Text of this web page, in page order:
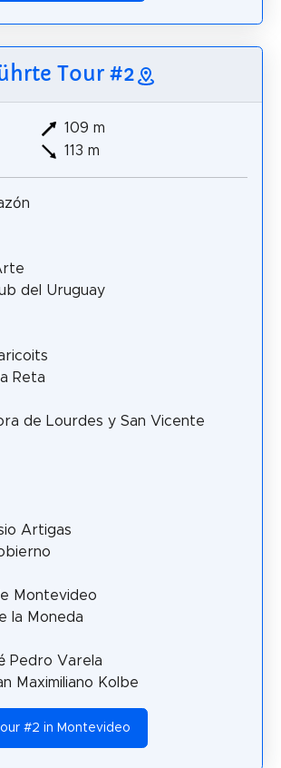
Tour #2
109 m
113 m
del Uruguay
Reta
de Lourdes y San Vicente
Artigas
Montevideo
la Moneda
Pedro Varela
Maximiliano Kolbe
#2 in Montevideo